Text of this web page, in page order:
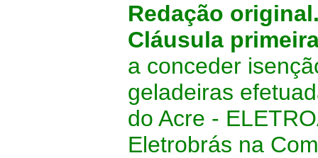
Redação
Cláusula
a conceder
geladeiras
do Acre -
Eletrobrás na